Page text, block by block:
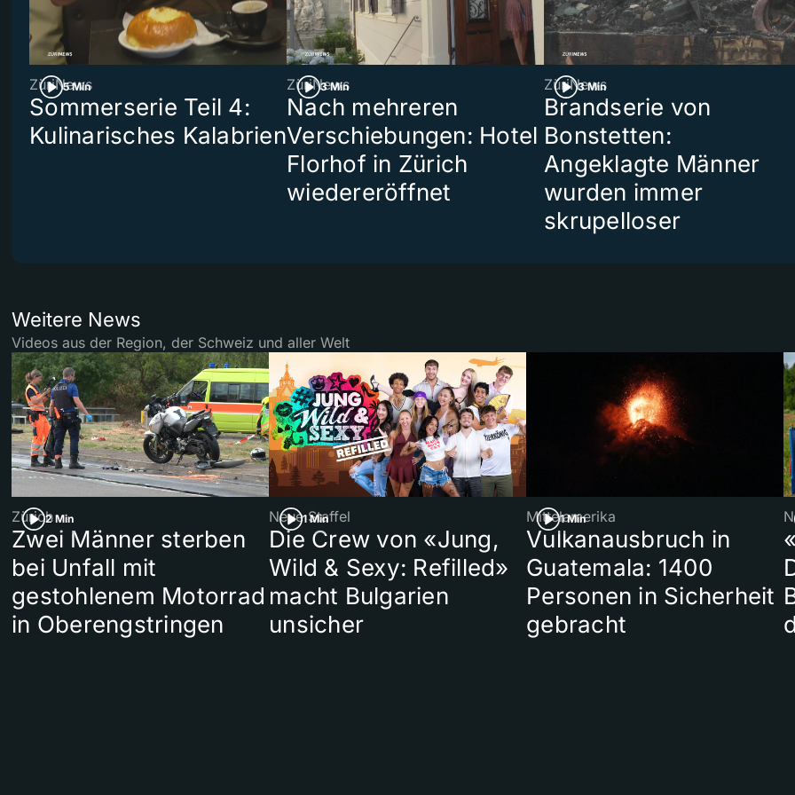
5 Min
ZüriNews
Sommerserie Teil 4:
Kulinarisches Kalabrien
3 Min
ZüriNews
Nach mehreren
Verschiebungen: Hotel
Florhof in Zürich
wiedereröffnet
3 Min
ZüriNews
Brandserie von
Bonstetten:
Angeklagte Männer
wurden immer
skrupelloser
Weitere News
Videos aus der Region, der Schweiz und aller Welt
2 Min
Zürich
Zwei Männer sterben
bei Unfall mit
gestohlenem Motorrad
in Oberengstringen
1 Min
Neue Staffel
Die Crew von «Jung,
Wild & Sexy: Refilled»
macht Bulgarien
unsicher
1 Min
Mittelamerika
Vulkanausbruch in
Guatemala: 1400
Personen in Sicherheit
gebracht